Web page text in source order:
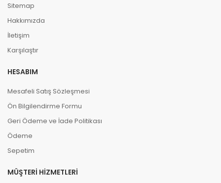
Sitemap
Hakkımızda
İletişim
Karşılaştır
HESABIM
Mesafeli Satış Sözleşmesi
Ön Bilgilendirme Formu
Geri Ödeme ve İade Politikası
Ödeme
Sepetim
MÜŞTERI HIZMETLERI